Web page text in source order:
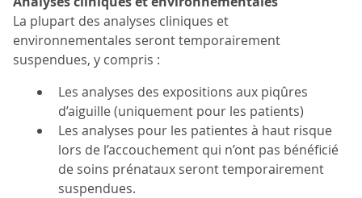
La plupart des analyses cliniques et
environnementales seront temporairement
suspendues, y compris :
Les analyses des expositions aux piqûres
d’aiguille (uniquement pour les patients)
Les analyses pour les patientes à haut risque
lors de l’accouchement qui n’ont pas bénéficié
de soins prénataux seront temporairement
suspendues.